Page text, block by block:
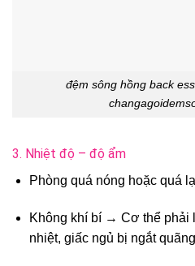
đệm sông hồng back
3. Nhiệt độ – độ ẩm
Phòng quá nóng hoặc quá
Không khí bí → Cơ thể phải
nhiệt, giấc ngủ bị ngắt quãng